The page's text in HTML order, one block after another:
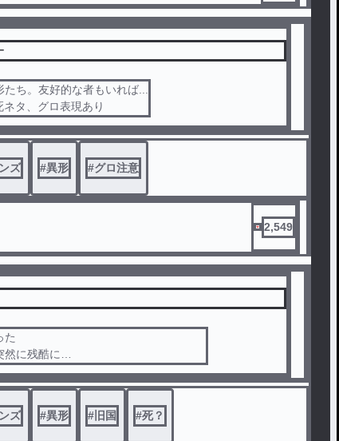
ち。友好的な者もいれば...
タ、グロ表現あり
ズ #異形 #グロ注意
2,549
た
然に残酷に
た
少し違う系統の異形が
ズ #異形 # 旧国 #死？